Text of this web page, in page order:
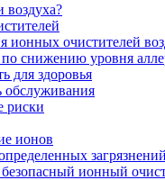
воздуха?
ионных очистителей
снижению уровня
для здоровья
обслуживания
риски
ионов
загрязнений
ионный